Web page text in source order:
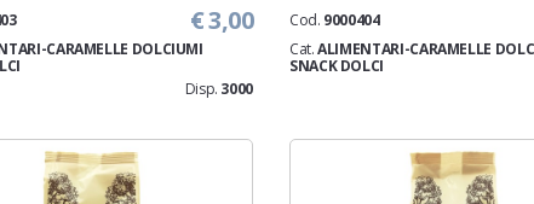
€ 3,00
CARAMELLE DOLCIUMI
Disp. 3000
Cod. 9000404
Cat.ALIMENTARI-CARAMELLE
SNACK DOLCI